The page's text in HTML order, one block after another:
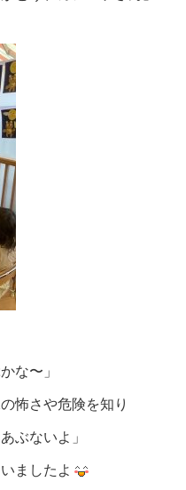
な〜」
怖さや危険を知り
ぶないよ」
ましたよ